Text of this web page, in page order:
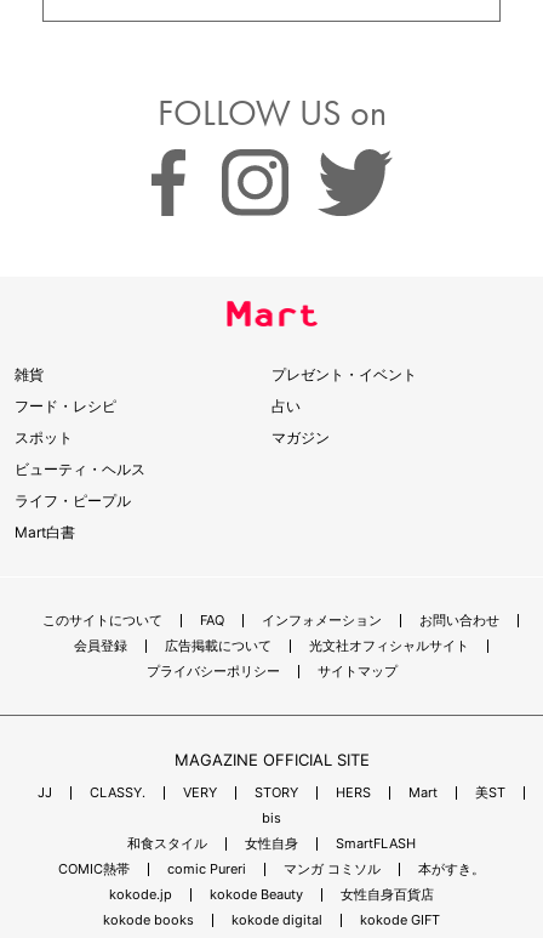
FOLLOW US on
雑貨
フード・レシピ
スポット
ビューティ・ヘルス
ライフ・ピープル
Mart白書
プレゼント・イベント
占い
マガジン
このサイトについて FAQ インフォメーション
お問い合わせ
会員登録
広告掲載について
光文社オフィシャルサイト
プライバシーポリシー
サイトマップ
MAGAZINE OFFICIAL SITE
JJ CLASSY. VERY STORY HERS Mart
美ST
bis
和食スタイル
女性自身
SmartFLASH
COMIC熱帯
comic Pureri マンガ コミソル
本がすき。
kokode.jp
kokode Beauty
女性自身百貨店
kokode books
kokode digital kokode GIFT